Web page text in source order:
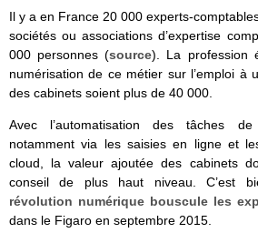
Il y a en France 20 000 experts-
sociétés ou associations d’expertise
000 personnes (source). La profession
numérisation de ce métier sur l’emploi à
des cabinets soient plus de 40 000.
Avec l’automatisation des tâches
notamment via les saisies en ligne et
cloud, la valeur ajoutée des cabinets
conseil de plus haut niveau. C’est
révolution numérique bouscule les
dans le Figaro en septembre 2015.